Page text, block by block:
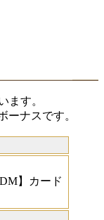
ます。
ナスです。
】カード